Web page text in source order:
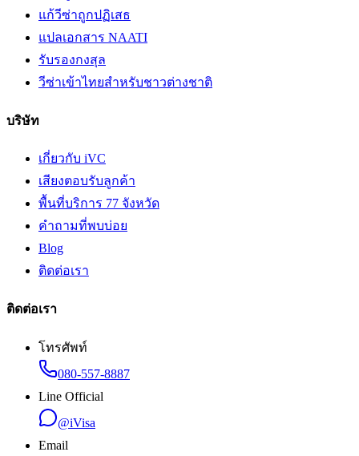
แก้วีซ่าถูกปฏิเสธ
แปลเอกสาร NAATI
รับรองกงสุล
วีซ่าเข้าไทยสำหรับชาวต่างชาติ
บริษัท
เกี่ยวกับ iVC
เสียงตอบรับลูกค้า
พื้นที่บริการ 77 จังหวัด
คำถามที่พบบ่อย
Blog
ติดต่อเรา
ติดต่อเรา
โทรศัพท์
080-557-8887
Line Official
@iVisa
Email